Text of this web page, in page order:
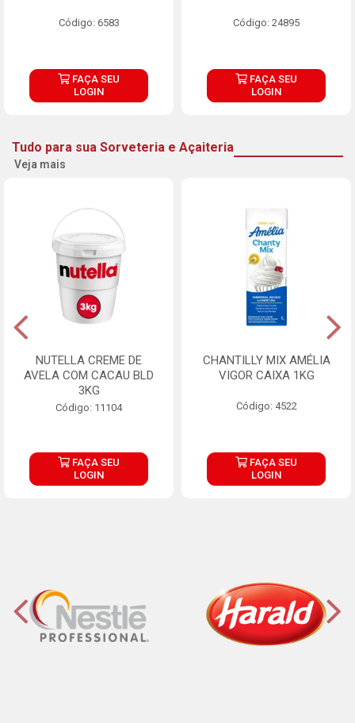
Código: 6583
FAÇA SEU
LOGIN
Código: 24895
FAÇA SEU
LOGIN
Tudo para sua Sorveteria e Açaiteria
Veja mais
NUTELLA CREME DE
AVELA COM CACAU BLD
3KG
Código: 11104
FAÇA SEU
LOGIN
CHANTILLY MIX AMÉLIA
VIGOR CAIXA 1KG
Código: 4522
FAÇA SEU
LOGIN